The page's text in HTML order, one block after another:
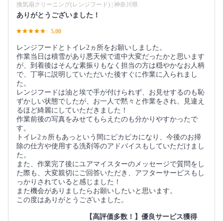
換気扇クリーニング(レンジフード) | 神奈川県
ありがとうございました！
5.00
レンジフードとトイレ2ヵ所をお願いしました。
作業当日は積雪があり悪天候で道中大変だったかと思います
が、到着後はそんな素振りもなく担当の方は穏やかなお人柄
で、丁寧に説明していただいた後すぐに作業に入られまし
た。
レンジフードは油と埃で手が付けられず、お見せするのも恥
ずかしい状態でしたが、お一人で黙々と作業をされ、見違え
るほど綺麗にしていただきました！
作業前後の写真をみせてもらえたのも分かりやすかったで
す。
トイレ2ヵ所もあっという間にピカピカになり、今後のお掃
除の仕方や使用する洗剤等のアドバイスもしていただけまし
た。
また、作業完了後にユアマイスターのメッセージで質問をし
た際も、大変親切にご回答いただき、アフターサービスもし
っかりされていると感じました！
また機会がありましたらお願いしたいと思います。
この度はありがとうございました。
【高評価多数！】優良サービス獲得